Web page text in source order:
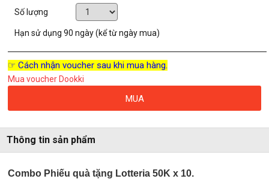
Số lượng
Hạn sử dụng90 ngày (kể từ ngày mua)
☞ Cách nhận voucher sau khi mua hàng.
Mua voucher Dookki
MUA
Thông tin sản phẩm
Combo Phiếu quà tặng Lotteria 50K x 10.